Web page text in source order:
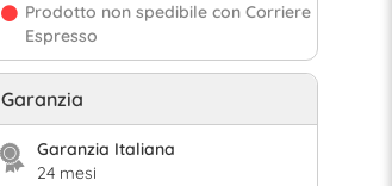
Prodotto non spedibile con Corriere
Espresso
Garanzia
Garanzia Italiana
24 mesi